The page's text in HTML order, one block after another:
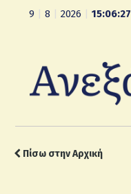
9 8 2026 15:06:28
Πίσω στην Αρχική